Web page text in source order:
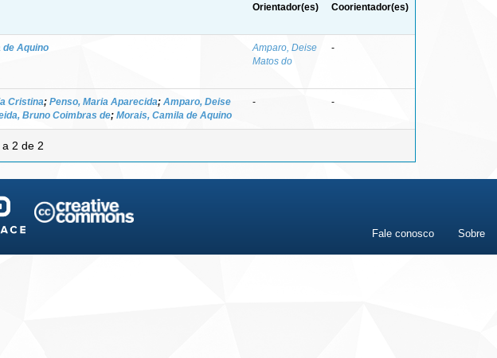
Orientador(es) Coorientador(es)
de Aquino
Amparo, Deise
Matos do
-
Cristina; Penso, Maria Aparecida; Amparo, Deise
Bruno Coimbras de; Morais, Camila de Aquino
- -
2 de 2
Fale conosco Sobre